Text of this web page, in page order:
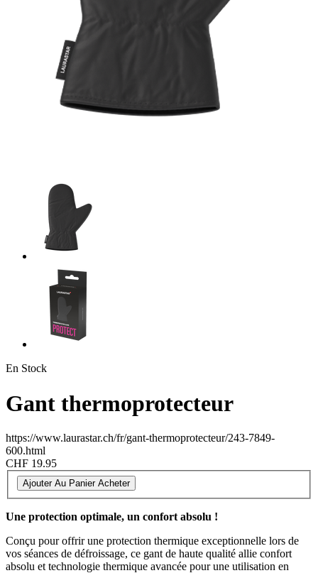
En Stock
Gant thermoprotecteur
https://www.laurastar.ch/fr/gant-thermoprotecteur/243-7849-
600.html
CHF 19.95
Ajouter Au Panier Acheter
Une protection optimale, un confort absolu !
Conçu pour offrir une protection thermique exceptionnelle lors de
vos séances de défroissage, ce gant de haute qualité allie confort
absolu et technologie thermique avancée pour une utilisation en